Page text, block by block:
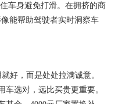
车身避免打滑。在拥挤的商
能帮助驾驶者实时洞察车
好，而是处处拉满诚意。
选对，远比买贵更重要。